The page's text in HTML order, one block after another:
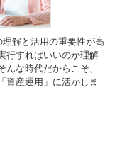
解と活用の重要性が高
行すればいいのか理解
な時代だからこそ、
資産運用」に活かしま